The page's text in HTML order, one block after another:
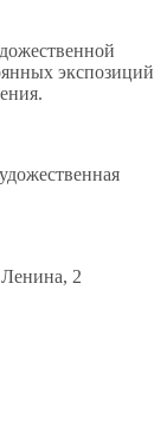
экспозиций
Ленина, 2